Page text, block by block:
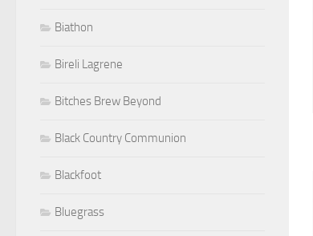
Biathon
Bireli Lagrene
Bitches Brew Beyond
Black Country Communion
Blackfoot
Bluegrass